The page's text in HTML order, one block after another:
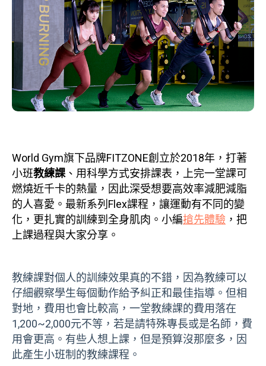
World Gym旗下品牌FITZONE創立於2018年，打著
小班教練課、用科學方式安排課表，上完一堂課可
燃燒近千卡的熱量，因此深受想要高效率減肥減脂
的人喜愛。最新系列Flex課程，讓運動有不同的變
化，更扎實的訓練到全身肌肉。小編搶先體驗 ，把
上課過程與大家分享。
教練課對個人的訓練效果真的不錯，因為教練可以
仔細觀察學生每個動作給予糾正和最佳指導。但相
對地，費用也會比較高，一堂教練課的費用落在
1,200~2,000元不等，若是請特殊專長或是名師，費
用會更高。有些人想上課，但是預算沒那麼多，因
此產生小班制的教練課程。